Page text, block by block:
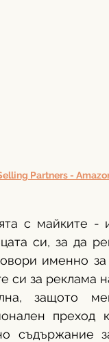
Partners -
с майките -
си, за да
именно за
си за реклама
защото
преход
съдържание